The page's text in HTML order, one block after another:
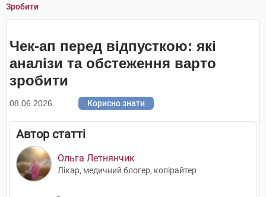
Зробити
Чек-ап перед відпусткою: які
аналізи та обстеження варто
зробити
08.06.2026 Корисно знати
Автор статті
Ольга Летнянчик
Лікар, медичний блогер, копірайтер